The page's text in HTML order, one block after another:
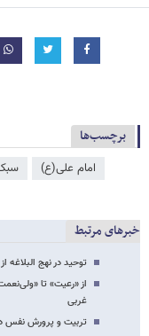
برچسب‌ها
امام علی(ع)
خبرهای مرتبط
توحید در نهج
از «رعیت» تا
غربی
تربیت‌ و پرورش نفس